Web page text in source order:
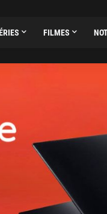
FILMES